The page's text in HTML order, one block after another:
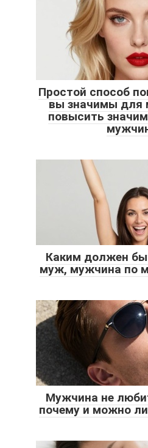
Простой способ
вы значимы для
повысить
Каким должен
муж, мужчина по
Мужчина не
почему и можно